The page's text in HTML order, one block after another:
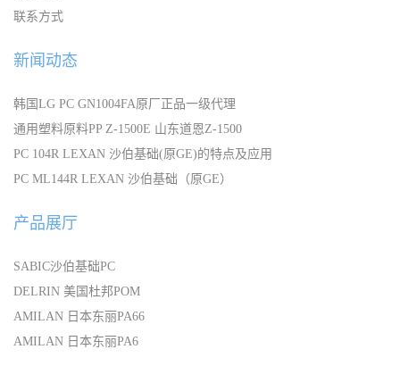
联系方式
新闻动态
韩国LG PC GN1004FA原厂正品一级代理
通用塑料原料PP Z-1500E 山东道恩Z-1500
PC 104R LEXAN 沙伯基础(原GE)的特点及应用
PC ML144R LEXAN 沙伯基础（原GE）
产品展厅
SABIC沙伯基础PC
DELRIN 美国杜邦POM
AMILAN 日本东丽PA66
AMILAN 日本东丽PA6